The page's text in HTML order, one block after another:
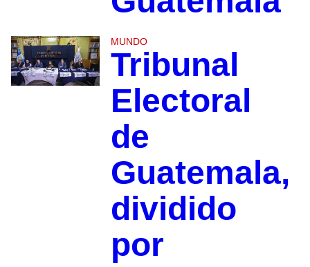
MUNDO
Tribunal
Electoral
de
Guatemala,
dividido
por